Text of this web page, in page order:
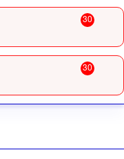
30
30